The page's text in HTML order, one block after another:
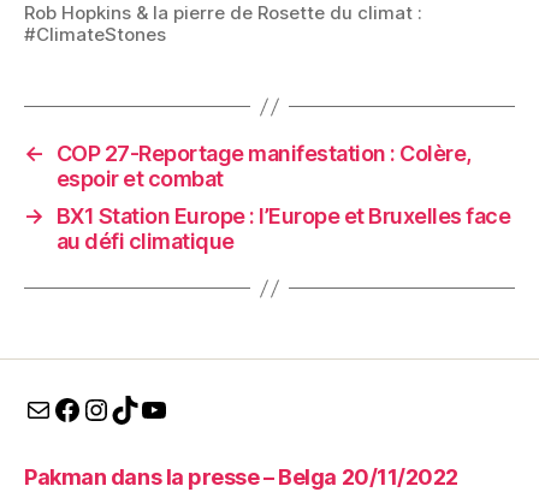
Rob Hopkins & la pierre de Rosette du climat :
#ClimateStones
←
COP 27-Reportage manifestation : Colère,
espoir et combat
→
BX1 Station Europe : l’Europe et Bruxelles face
au défi climatique
E-mailFacebook
Instagram
TikTokYouTube
Pakman dans la presse – Belga 20/11/2022